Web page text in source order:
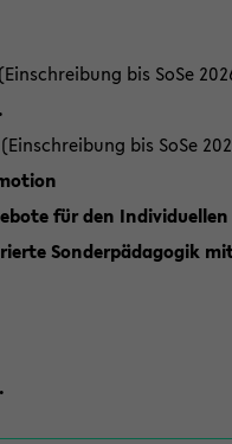
bis SoSe
bis SoSe
für den
Sonderpädagogik